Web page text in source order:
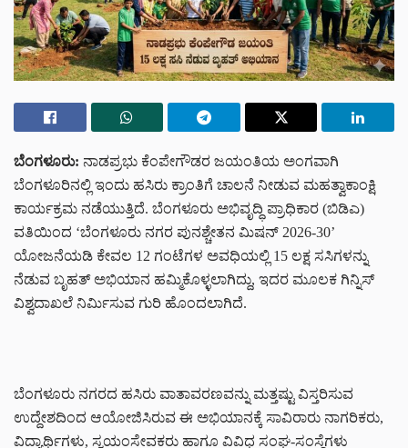
ಬೆಂಗಳೂರು: ನಾಡಪ್ರಭು ಕೆಂಪೇಗೌಡರ ಜಯಂತಿಯ ಅಂಗವಾಗಿ
ಬೆಂಗಳೂರಿನಲ್ಲಿ ಇಂದು ಹಸಿರು ಕ್ರಾಂತಿಗೆ ಚಾಲನೆ ನೀಡುವ ಮಹತ್ವಾಕಾಂಕ್ಷಿ
ಕಾರ್ಯಕ್ರಮ ನಡೆಯುತ್ತಿದೆ. ಬೆಂಗಳೂರು ಅಭಿವೃದ್ಧಿ ಪ್ರಾಧಿಕಾರ (ಬಿಡಿಎ)
ವತಿಯಿಂದ ‘ಬೆಂಗಳೂರು ನಗರ ಪುನಶ್ಚೇತನ ಮಿಷನ್ 2026-30’
ಯೋಜನೆಯಡಿ ಕೇವಲ 12 ಗಂಟೆಗಳ ಅವಧಿಯಲ್ಲಿ 15 ಲಕ್ಷ ಸಸಿಗಳನ್ನು
ನೆಡುವ ಬೃಹತ್ ಅಭಿಯಾನ ಹಮ್ಮಿಕೊಳ್ಳಲಾಗಿದ್ದು, ಇದರ ಮೂಲಕ ಗಿನ್ನಿಸ್
ವಿಶ್ವದಾಖಲೆ ನಿರ್ಮಿಸುವ ಗುರಿ ಹೊಂದಲಾಗಿದೆ.
ಬೆಂಗಳೂರು ನಗರದ ಹಸಿರು ವಾತಾವರಣವನ್ನು ಮತ್ತಷ್ಟು ವಿಸ್ತರಿಸುವ
ಉದ್ದೇಶದಿಂದ ಆಯೋಜಿಸಿರುವ ಈ ಅಭಿಯಾನಕ್ಕೆ ಸಾವಿರಾರು ನಾಗರಿಕರು,
ವಿದ್ಯಾರ್ಥಿಗಳು, ಸ್ವಯಂಸೇವಕರು ಹಾಗೂ ವಿವಿಧ ಸಂಘ-ಸಂಸ್ಥೆಗಳು